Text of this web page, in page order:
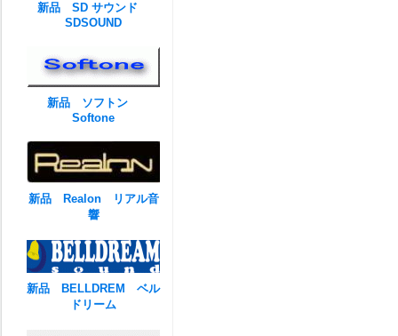
新品 SD サウンド
SDSOUND
新品 ソフトン
Softone
新品 Realon リアル音
響
新品 BELLDREM ベル
ドリーム